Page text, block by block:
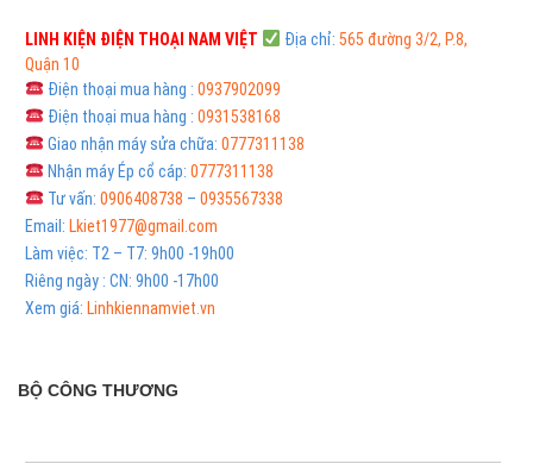
LINH KIỆN ĐIỆN THOẠI NAM VIỆT Địa chỉ: 565 đường 3/2, P.8,
Quận 10
Điện thoại mua hàng : 0937902099
Điện thoại mua hàng : 0931538168
Giao nhận máy sửa chữa: 0777311138
Nhận máy Ép cổ cáp: 0777311138
Tư vấn: 0906408738 – 0935567338
Email: Lkiet1977@gmail.com
Làm việc: T2 – T7: 9h00 -19h00
Riêng ngày : CN: 9h00 -17h00
Xem giá: Linhkiennamviet.vn
BỘ CÔNG THƯƠNG